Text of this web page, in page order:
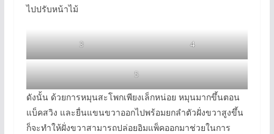
ไปปรับหน้าไม้
3 4
5
ดังนั้น ด้วยการหมุนสะโพกเพียงเล็กหน่อย หมุนมากขึ้นตอน
แบ็คสวิง และยื่นแขนขวาออกไปพร้อมยกลำตัวฝั่งขวาสูงขึ้น
ก็จะทำให้ฝั่งขวาสามารถปล่อยอิมแพ็คออกมาช่วยในการ